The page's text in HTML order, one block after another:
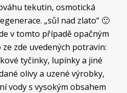
tekutin, osmotická
„sůl nad zlato“ 🙂
v tomto případě opačným
zde uvedených potravin:
tyčinky, lupínky a jiné
olivy a uzené výrobky,
vody s vysokým obsahem